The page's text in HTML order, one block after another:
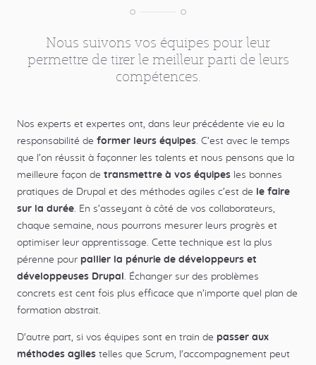
Liens
secondaires
CONTACT NOS VALEURS RECRUTEMENT
CONFIDENTIALITÉ MENTIONS LÉGALES CGV
Nous suivons vos équipes pour leur
permettre de tirer le meilleur parti de leurs
compétences.
Nos experts et expertes ont, dans leur précédente vie eu la
responsabilité de former leurs équipes. C’est avec le temps
que l’on réussit à façonner les talents et nous pensons que la
meilleure façon de transmettre à vos équipes les bonnes
pratiques de Drupal et des méthodes agiles c’est de le faire
sur la durée. En s’asseyant à côté de vos collaborateurs,
chaque semaine, nous pourrons mesurer leurs progrès et
optimiser leur apprentissage. Cette technique est la plus
pérenne pour pallier la pénurie de développeurs et
développeuses Drupal. Échanger sur des problèmes
concrets est cent fois plus efficace que n’importe quel plan de
formation abstrait.
D'autre part, si vos équipes sont en train de passer aux
méthodes agiles telles que Scrum, l'accompagnement peut